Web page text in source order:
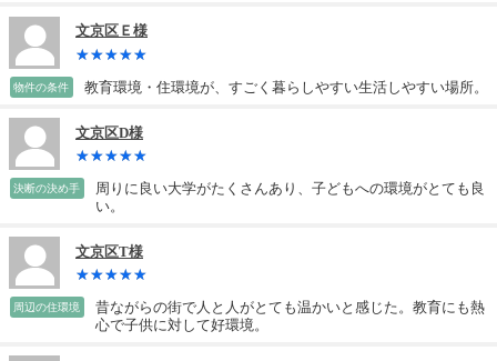
文京区Ｅ様
物件の条件 教育環境・住環境が、すごく暮らしやすい生活しやすい場所。
文京区D様
決断の決め手
周りに良い大学がたくさんあり、子どもへの環境がとても良
い。
文京区T様
周辺の住環境
昔ながらの街で人と人がとても温かいと感じた。教育にも熱
心で子供に対して好環境。